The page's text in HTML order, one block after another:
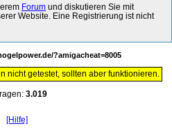
Forum und diskutieren Sie mit
Website. Eine Registrierung ist nicht
?amigacheat=8005
nicht getestet, sollten aber funktionieren.
3.019
[Hilfe]